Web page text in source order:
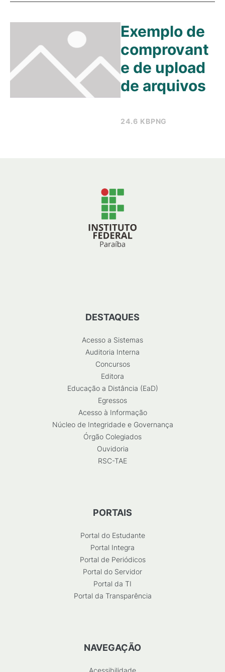
24.6 KBPNG
Exemplo de
comprovant
e de upload
de arquivos
DESTAQUES
Acesso a Sistemas
Auditoria Interna
Concursos
Editora
Educação a Distância (EaD)
Egressos
Acesso à Informação
Núcleo de Integridade e Governança
Órgão Colegiados
Ouvidoria
RSC-TAE
PORTAIS
Portal do Estudante
Portal Integra
Portal de Periódicos
Portal do Servidor
Portal da TI
Portal da Transparência
NAVEGAÇÃO
Acessibilidade